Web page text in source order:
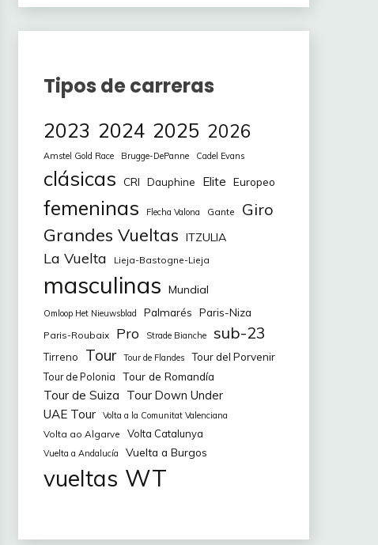
Tipos de carreras
2023 2024 2025 2026
Amstel Gold Race Brugge-DePanne Cadel Evans
clásicas CRI Dauphine Elite Europeo
femeninas Flecha Valona Gante Giro
Grandes Vueltas ITZULIA
La Vuelta Lieja-Bastogne-Lieja
masculinas Mundial
Omloop Het Nieuwsblad Palmarés Paris-Niza
Paris-Roubaix Pro Strade Bianche sub-23
Tirreno Tour Tour de Flandes
Tour del Porvenir
Tour de Polonia
Tour de Romandía
Tour de Suiza Tour Down Under
UAE Tour
Volta a la Comunitat Valenciana
Volta ao Algarve Volta Catalunya
Vuelta a Andalucía Vuelta a Burgos
vueltas WT